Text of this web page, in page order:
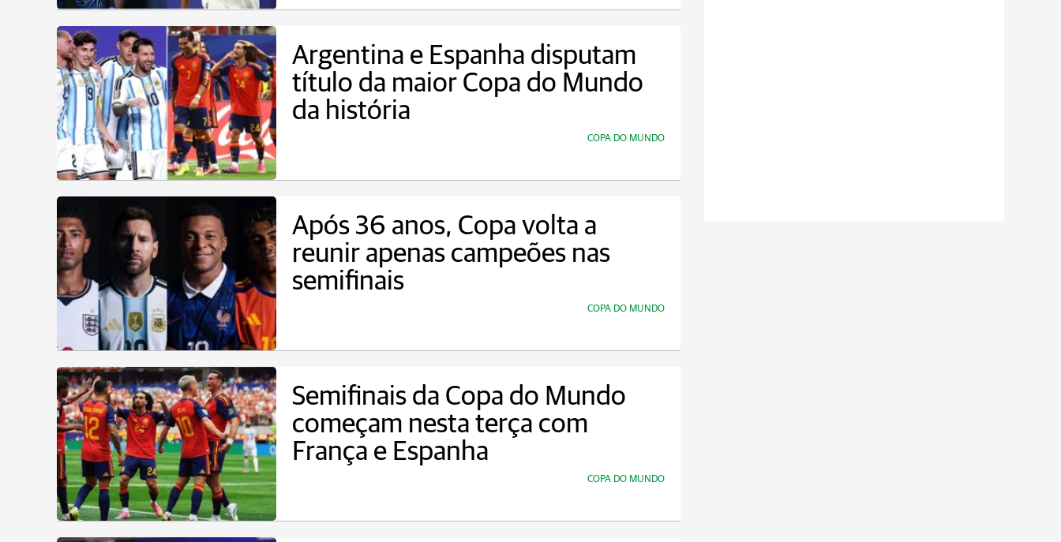
Argentina e Espanha disputam
título da maior Copa do Mundo
da história
COPA DO MUNDO
Após 36 anos, Copa volta a
reunir apenas campeões nas
semifinais
COPA DO MUNDO
Semifinais da Copa do Mundo
começam nesta terça com
França e Espanha
COPA DO MUNDO